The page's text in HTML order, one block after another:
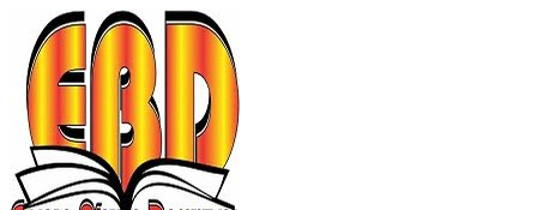
para
conteúdo